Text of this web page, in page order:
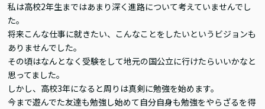
私は高校2年生まではあまり深く進路について考えていませんでし
た。
将来こんな仕事に就きたい、こんなことをしたいというビジョンも
ありませんでした。
その頃はなんとなく受験をして地元の国公立に行けたらいいかなと
思ってました。
しかし、高校3年になると周りは真剣に勉強を始めます。
今まで遊んでた友達も勉強し始めて自分自身も勉強をやらざるを得